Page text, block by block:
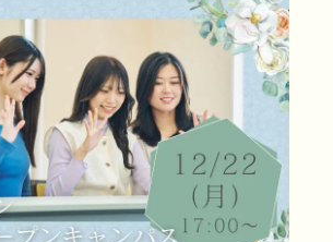
高校3年生の方
ち登録 よくある質問アクセス
開
カリキュラム・シラバス
方針
サイトマップ